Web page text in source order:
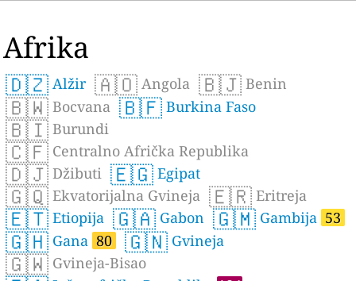
Afrika
🇩🇿 Alžir 🇦🇴 Angola 🇧🇯 Benin
🇧🇼 Bocvana 🇧🇫 Burkina Faso
🇧🇮 Burundi
🇨🇫 Centralno Afrička Republika
🇩🇯 Džibuti 🇪🇬 Egipat
🇬🇶 Ekvatorijalna Gvineja 🇪🇷 Eritreja
🇪🇹 Etiopija 🇬🇦 Gabon 🇬🇲 Gambija 53
🇬🇭 Gana 80 🇬🇳 Gvineja
🇬🇼 Gvineja-Bisao